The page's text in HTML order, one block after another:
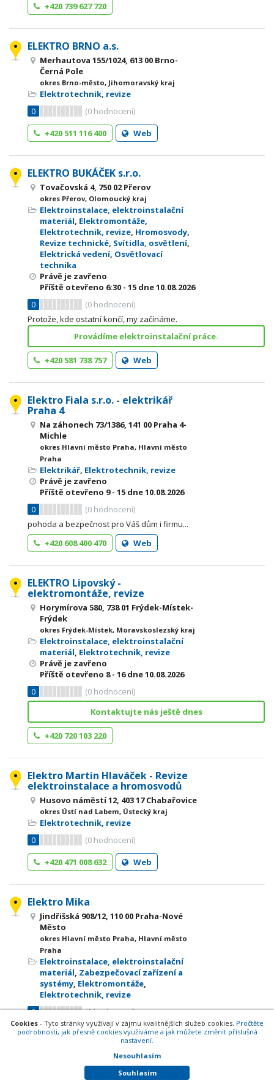
+420 739 627 720
ELEKTRO BRNO a.s.
Merhautova 155/1024, 613 00 Brno-
Černá Pole
okres Brno-město, Jihomoravský kraj
Elektrotechnik, revize
0
(0 hodnocení)
+420 511 116 400
Web
ELEKTRO BUKÁČEK s.r.o.
Tovačovská 4, 750 02 Přerov
okres Přerov, Olomoucký kraj
Elektroinstalace, elektroinstalační
materiál, Elektromontáže,
Elektrotechnik, revize, Hromosvody,
Revize technické, Svítidla, osvětlení,
Elektrická vedení, Osvětlovací
technika
Právě je zavřeno
Příště otevřeno 6:30 - 15 dne 10.08.2026
0
(0 hodnocení)
Protože, kde ostatní končí, my začínáme.
Provádíme elektroinstalační práce.
+420 581 738 757 Web
Elektro Fiala s.r.o. - elektrikář
Praha 4
Na záhonech 73/1386, 141 00 Praha 4-
Michle
okres Hlavní město Praha, Hlavní město
Praha
Elektrikář, Elektrotechnik, revize
Právě je zavřeno
Příště otevřeno 9 - 15 dne 10.08.2026
0
(0 hodnocení)
pohoda a bezpečnost pro Váš dům i firmu...
+420 608 400 470
Web
ELEKTRO Lipovský -
elektromontáže, revize
Horymírova 580, 738 01 Frýdek-Místek-
Frýdek
okres Frýdek-Místek, Moravskoslezský kraj
Elektroinstalace, elektroinstalační
materiál, Elektrotechnik, revize
Právě je zavřeno
Příště otevřeno 8 - 16dne 10.08.2026
0
(0 hodnocení)
Kontaktujte nás ještě dnes
+420 720 103 220
Elektro Martin Hlaváček - Revize
elektroinstalace a hromosvodů
Husovo náměstí 12, 403 17 Chabařovice
okres Ústí nad Labem, Ústecký kraj
Elektrotechnik, revize
0
(0 hodnocení)
+420 471 008 632
Web
Elektro Mika
Jindřišská 908/12, 110 00 Praha-Nové
Město
okres Hlavní město Praha, Hlavní město
Praha
Elektroinstalace, elektroinstalační
materiál, Zabezpečovací zařízení a
systémy, Elektromontáže,
Elektrotechnik, revize
0
(0hodnocení)
+420 608 850 380
Web
Elektro Revize Martin Borák
Cookies - Tyto stránky využívají v zájmu kvalitnějších služeb cookies. Pročtěte
podrobnosti, jak přesně cookies využíváme a jak můžete změnit příslušná
nastavení.
Nesouhlasím
Souhlasím